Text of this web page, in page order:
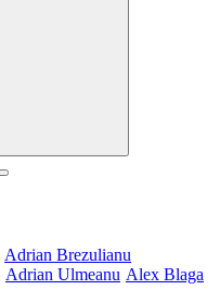
Adrian Brezulianu
Adrian Ulmeanu Alex Blaga